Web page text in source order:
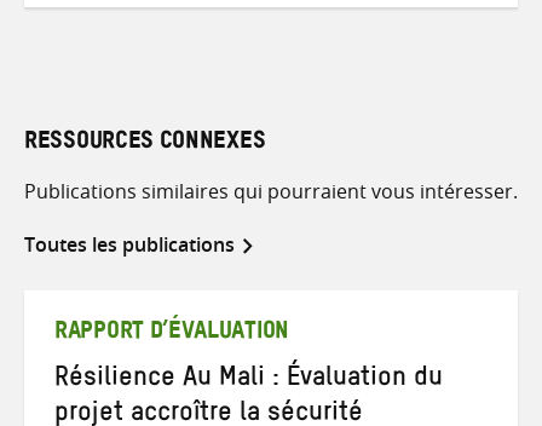
RESSOURCES CONNEXES
Publications similaires qui pourraient vous intéresser.
Toutes les publications
RAPPORT D’ÉVALUATION
Résilience Au Mali : Évaluation du
projet accroître la sécurité